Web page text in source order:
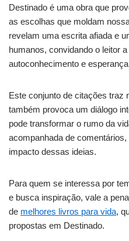
Destinado é uma obra que
as escolhas que moldam
revelam uma escrita afiada e
humanos, convidando o leitor
autoconhecimento e
Este conjunto de citações traz
também provoca um diálogo
pode transformar o rumo da
acompanhada de
impacto dessas ideias.
Para quem se interessa por
e busca inspiração, vale a
de melhores livros para vida,
propostas em Destinado.